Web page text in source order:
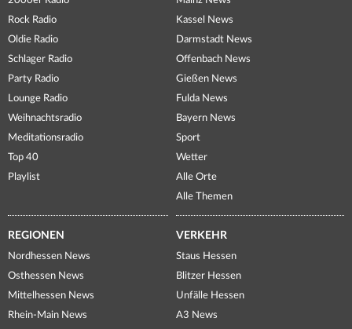
Rock Radio
Oldie Radio
Schlager Radio
Party Radio
Lounge Radio
Weihnachtsradio
Meditationsradio
Top 40
Playlist
Kassel News
Darmstadt News
Offenbach News
Gießen News
Fulda News
Bayern News
Sport
Wetter
Alle Orte
Alle Themen
REGIONEN
Nordhessen News
Osthessen News
Mittelhessen News
Rhein-Main News
VERKEHR
Staus Hessen
Blitzer Hessen
Unfälle Hessen
A3 News